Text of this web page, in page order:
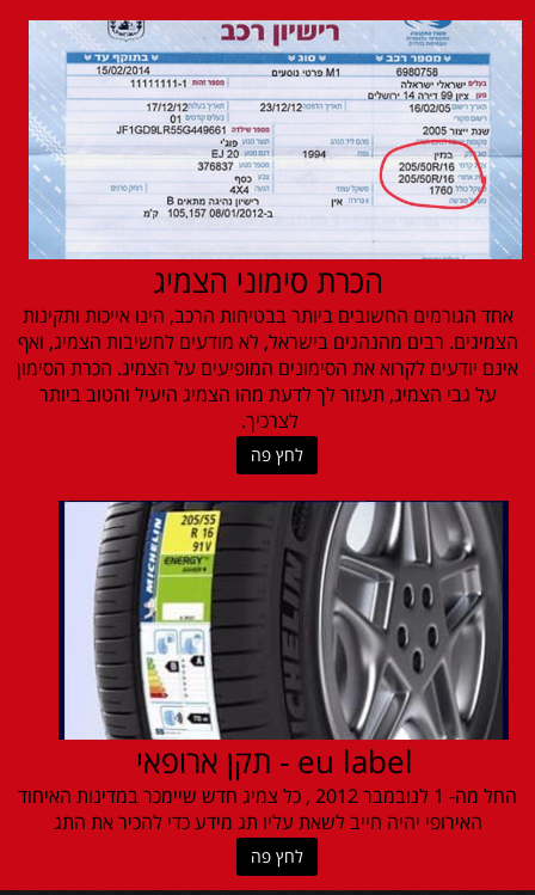
הכרת סימוני הצמיג
אחד הגורמים החשובים ביותר בבטיחות הרכב, הינו אייכות ותקינות
הצמיגים. רבים מהנהגים בישראל, לא מודעים לחשיבות הצמיג, ואף
אינם יודעים לקרוא את הסימונים המופיעים על הצמיג. הכרת הסימון
על גבי הצמיג, תעזור לך לדעת מהו הצמיג היעיל והטוב ביותר
לצרכיך.
לחץ פה
eu label - תקן ארופאי
החל מה- 1 לנובמבר 2012 , כל צמיג חדש שיימכר במדינות האיחוד
האירופי יהיה חייב לשאת עליו תג מידע כדי להכיר את התג
לחץ פה